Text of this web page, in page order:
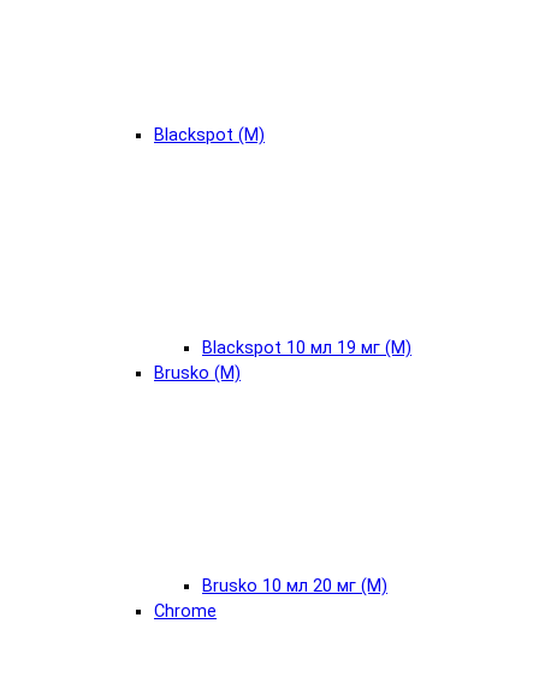
Blackspot (М)
Blackspot 10 мл 19 мг (М)
Brusko (М)
Brusko 10 мл 20 мг (М)
Chrome